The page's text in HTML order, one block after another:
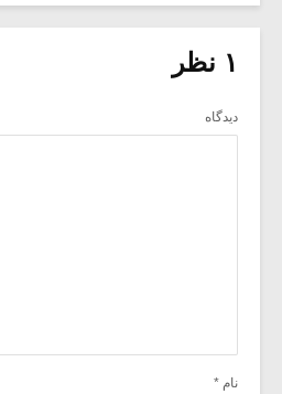
۱ نظر
دیدگاه
نام *